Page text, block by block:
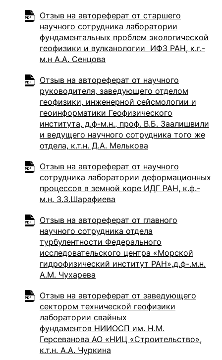
Отзыв на автореферат от старшего
научного сотрудника лаборатории
фундаментальных проблем экологической
геофизики и вулканологии ИФЗ РАН, к.г.-
м.н А.А. Сенцова
Отзыв на автореферат от научного
руководителя, заведующего отделом
геофизики, инженерной сейсмологии и
геоинформатики Геофизического
института, д.ф-м.н., проф. В.Б. Заалишвили
и ведущего научного сотрудника того же
отдела, к.т.н. Д.А. Мелькова
Отзыв на автореферат от научного
сотрудника лаборатории деформационных
процессов в земной коре ИДГ РАН, к.ф.-
м.н. З.З.Шарафиева
Отзыв на автореферат от главного
научного сотрудника отдела
турбулентности Федерального
исследовательского центра «Морской
гидрофизический институт РАН»,д.ф-.м.н.
А.М. Чухарева
Отзыв на автореферат от заведующего
сектором технической геофизики
лаборатории свайных
фундаментов НИИОСП им. Н.М.
Герсеванова АО «НИЦ «Строительство»,
к.т.н. А.А. Чуркина